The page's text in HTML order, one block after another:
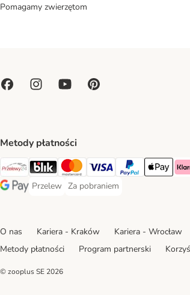
Pomagamy zwierzętom
Metody płatności
Przelewy24 Payment Method
Blik Payment Method
MasterCard Payment Method
Visa Payment Method
PayPal Payment
Apple Pay
Google Pay Payment Method
Przelew
Przelew Payment Method
Za pobraniem
Za pobraniem Payment Method
O nas Kariera - Kraków Kariera - Wrocław
Metody płatności
Program partnerski
© zooplus SE 2026